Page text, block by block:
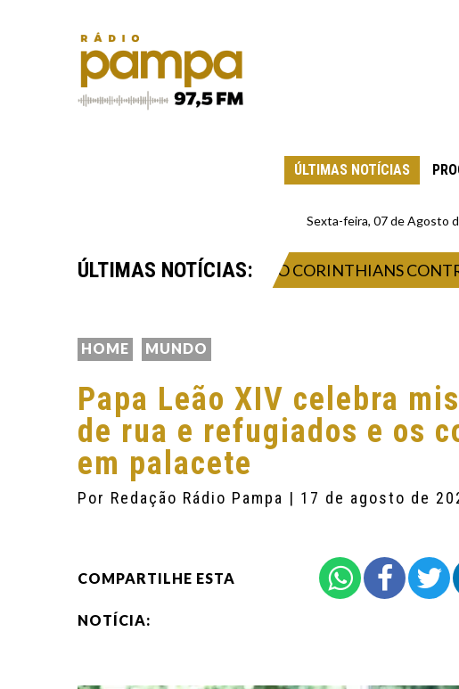
ÚLTIMAS NOTÍCIAS
Sexta-feira, 07 de Agosto
ÚLTIMAS NOTÍCIAS:
APÓS ELIMINAÇÃO DO CORINTHIANS CONTRA
HOME MUNDO
Papa Leão XIV celebra
de rua e refugiados e os
em palacete
Por Redação Rádio Pampa | 17 de agosto de
COMPARTILHE ESTA
NOTÍCIA: